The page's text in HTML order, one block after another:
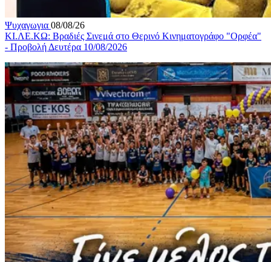
Ψυχαγωγια 08/08/26
ΚΙ.ΛΕ.ΚΩ: Βραδιές Σινεμά στο Θερινό Κινηματογράφο "Ορφέα"
- Προβολή Δευτέρα 10/08/2026